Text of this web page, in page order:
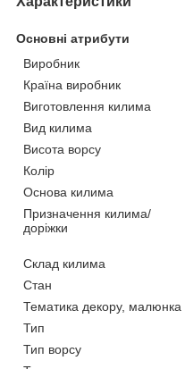
Основні атрибути
Виробник
Країна виробник
Виготовлення килима
Вид килима
Висота ворсу
Колір
Основа килима
Призначення килима/
доріжки
Склад килима
Стан
Тематика декору, малюнка
Тип
Тип ворсу